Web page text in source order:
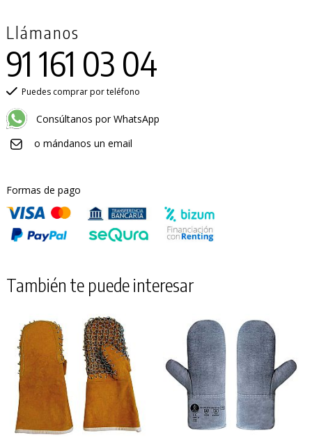
Llámanos
91 161 03 04
Puedes comprar por teléfono
Consúltanos por WhatsApp
o mándanos un email
Formas de pago
También te puede interesar